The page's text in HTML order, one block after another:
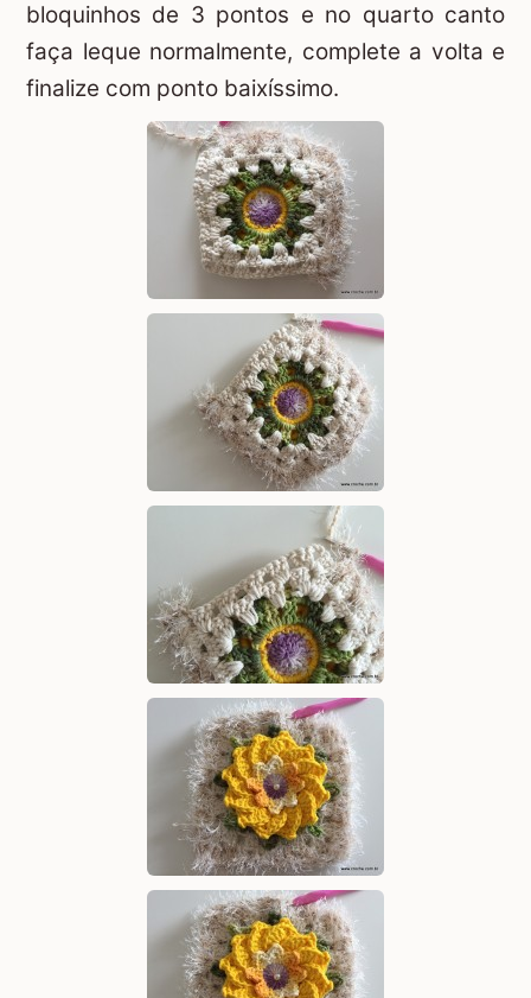
bloquinhos de 3 pontos e no quarto canto
faça leque normalmente, complete a volta e
finalize com ponto baixíssimo.